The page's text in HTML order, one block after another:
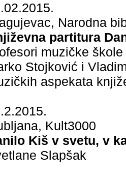
Narodna
partitura
muzičke
Stojković i
aspekata
Kult3000
Kiš v svetu, v
Slapšak